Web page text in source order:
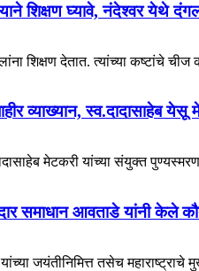
शिक्षण घ्यावे, नंदेश्वर येथे
शिक्षण देतात. त्यांच्या कष्टांचे चीज
व्याख्यान, स्व.दादासाहेब येसू
मेटकरी यांच्या संयुक्त
आवताडे यांनी केले
जयंतीनिमित्त तसेच